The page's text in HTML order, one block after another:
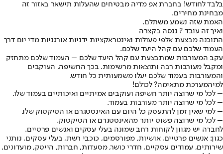
בלבד לחודש! בחברת אפ מדיה מבטיחים שהעלות תישאר באזור זה
מבחינת מחירים.
האמת שזה נשמע משתלם.
ואיך זה עובד ? ננסה בקצרה
התוכנה מבצעת אלפי פעולות ואינטראקציות ידניות אורגניות מדי יום דרך
העמוד שלכם עם קהל היעד שלכם.
עקב המעורבות שמתבצעת עם קהל היעד שלכם – העמוד שלכם מתחזק
ומקבל מעורבות רבה ותוצאות מרשימות. בכך החשיפה, העוקבים
והמעורבות בעמוד שלכם יעלו משמעותית כל חודש.
למיהמערכת מתאימה? לכולם!
– לכל מי שרוצה יותר חשיפה ועוקבים אמיתיים ואיכותיים בעמוד שלו.
– לכל מי שרוצה יותר מעורבות בעמוד.
– למי שאין זמן להתעסק כל היום עם האינסטגרם או הטיקטוק שלו.
– לכל מי שרוצה פשוט יותר מהאינסטגרם או הטיקטוק.
לחברה יש מגוון לקוחות רחב שמונה בעלי עסקים ואנשים פרטיים.
כגון: אנשים פרטיים, אושיות, מפורסמים, כוכבי רשת, בעלי עסקים, נותני
שירותים, עמודים עסקיים, חדרי כושר, מסעדות, חברות, הייטק, מועדונים,